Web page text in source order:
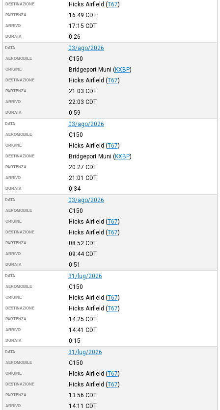
DESTINAZIONE Hicks Airfield (T67)
PARTENZA 16:49 CDT
ARRIVO 17:15 CDT
DURATA 0:26
DATA 03/ago/2026
AEROMOBILE C150
ORIGINE Bridgeport Muni (KXBP)
DESTINAZIONE Hicks Airfield (T67)
PARTENZA 21:03 CDT
ARRIVO 22:03 CDT
DURATA 0:59
DATA 03/ago/2026
AEROMOBILE C150
ORIGINE Hicks Airfield (T67)
DESTINAZIONE Bridgeport Muni (KXBP)
PARTENZA 20:27 CDT
ARRIVO 21:01 CDT
DURATA 0:34
DATA 03/ago/2026
AEROMOBILE C150
ORIGINE Hicks Airfield (T67)
DESTINAZIONE Hicks Airfield (T67)
PARTENZA 08:52 CDT
ARRIVO 09:44CDT
DURATA 0:51
DATA 31/lug/2026
AEROMOBILE C150
ORIGINE Hicks Airfield (T67)
DESTINAZIONE Hicks Airfield (T67)
PARTENZA 14:25 CDT
ARRIVO 14:41 CDT
DURATA 0:15
DATA 31/lug/2026
AEROMOBILE C150
ORIGINE Hicks Airfield (T67)
DESTINAZIONE Hicks Airfield (T67)
PARTENZA 13:56 CDT
ARRIVO 14:11 CDT